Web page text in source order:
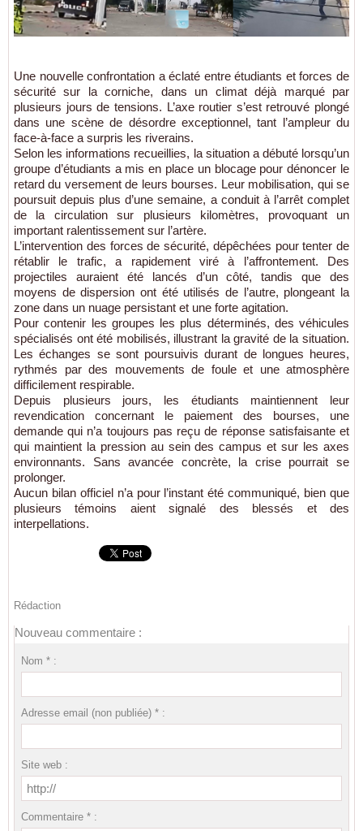
Une nouvelle confrontation a éclaté entre étudiants et forces de
sécurité sur la corniche, dans un climat déjà marqué par
plusieurs jours de tensions. L’axe routier s’est retrouvé plongé
dans une scène de désordre exceptionnel, tant l’ampleur du
face-à-face a surpris les riverains.
Selon les informations recueillies, la situation a débuté lorsqu’un
groupe d’étudiants a mis en place un blocage pour dénoncer le
retard du versement de leurs bourses. Leur mobilisation, qui se
poursuit depuis plus d’une semaine, a conduit à l’arrêt complet
de la circulation sur plusieurs kilomètres, provoquant un
important ralentissement sur l’artère.
L’intervention des forces de sécurité, dépêchées pour tenter de
rétablir le trafic, a rapidement viré à l’affrontement. Des
projectiles auraient été lancés d’un côté, tandis que des
moyens de dispersion ont été utilisés de l’autre, plongeant la
zone dans un nuage persistant et une forte agitation.
Pour contenir les groupes les plus déterminés, des véhicules
spécialisés ont été mobilisés, illustrant la gravité de la situation.
Les échanges se sont poursuivis durant de longues heures,
rythmés par des mouvements de foule et une atmosphère
difficilement respirable.
Depuis plusieurs jours, les étudiants maintiennent leur
revendication concernant le paiement des bourses, une
demande qui n’a toujours pas reçu de réponse satisfaisante et
qui maintient la pression au sein des campus et sur les axes
environnants. Sans avancée concrète, la crise pourrait se
prolonger.
Aucun bilan officiel n’a pour l’instant été communiqué, bien que
plusieurs témoins aient signalé des blessés et des
interpellations.
Rédaction
Nouveau commentaire :
Nom * :
Adresse email (non publiée) * :
Site web :
Commentaire * :